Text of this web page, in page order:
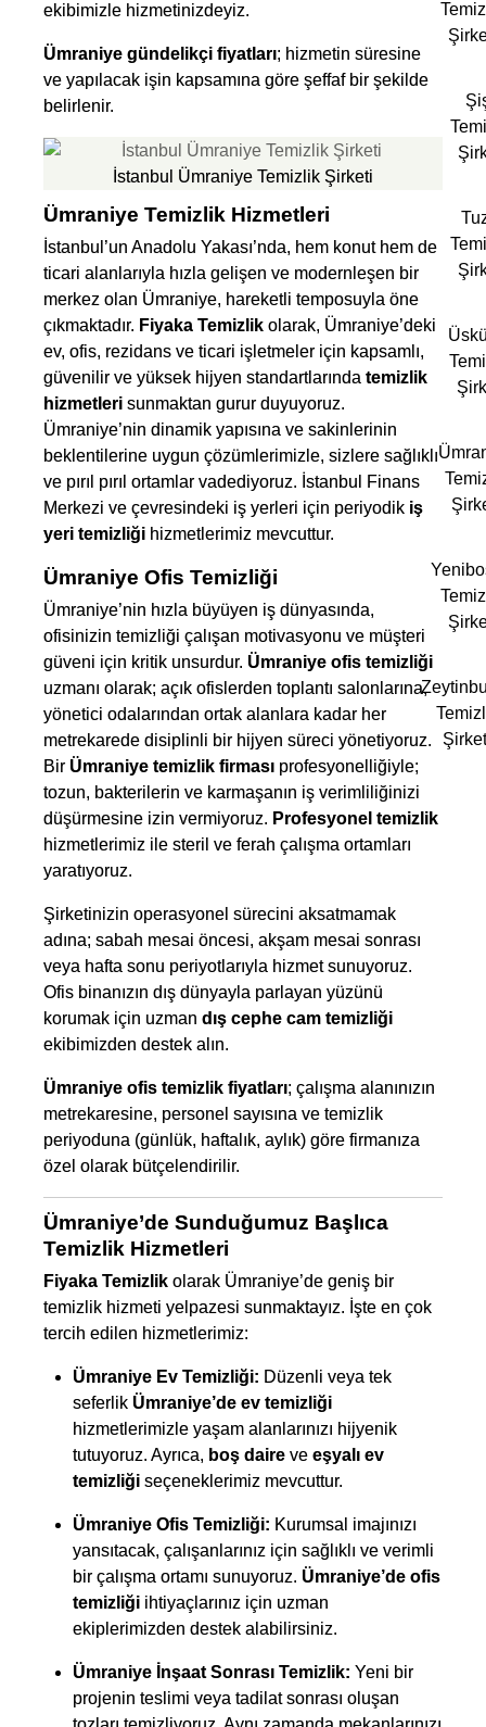
ekibimizle hizmetinizdeyiz.
Ümraniye gündelikçi fiyatları; hizmetin süresine
ve yapılacak işin kapsamına göre şeffaf bir şekilde
belirlenir.
İstanbul Ümraniye Temizlik Şirketi
Ümraniye Temizlik Hizmetleri
İstanbul’un Anadolu Yakası’nda, hem konut hem de
ticari alanlarıyla hızla gelişen ve modernleşen bir
merkez olan Ümraniye, hareketli temposuyla öne
çıkmaktadır. Fiyaka Temizlik olarak, Ümraniye’deki
ev, ofis, rezidans ve ticari işletmeler için kapsamlı,
güvenilir ve yüksek hijyen standartlarında temizlik
hizmetleri sunmaktan gurur duyuyoruz.
Ümraniye’nin dinamik yapısına ve sakinlerinin
beklentilerine uygun çözümlerimizle, sizlere sağlıklı
ve pırıl pırıl ortamlar vadediyoruz. İstanbul Finans
Merkezi ve çevresindeki iş yerleri için periyodik iş
yeri temizliği hizmetlerimiz mevcuttur.
Ümraniye Ofis Temizliği
Ümraniye’nin hızla büyüyen iş dünyasında,
ofisinizin temizliği çalışan motivasyonu ve müşteri
güveni için kritik unsurdur. Ümraniye ofis temizliği
uzmanı olarak; açık ofislerden toplantı salonlarına,
yönetici odalarından ortak alanlara kadar her
metrekarede disiplinli bir hijyen süreci yönetiyoruz.
Bir Ümraniye temizlik firması profesyonelliğiyle;
tozun, bakterilerin ve karmaşanın iş verimliliğinizi
düşürmesine izin vermiyoruz. Profesyonel temizlik
hizmetlerimiz ile steril ve ferah çalışma ortamları
yaratıyoruz.
Şirketinizin operasyonel sürecini aksatmamak
adına; sabah mesai öncesi, akşam mesai sonrası
veya hafta sonu periyotlarıyla hizmet sunuyoruz.
Ofis binanızın dış dünyayla parlayan yüzünü
korumak için uzman dış cephe cam temizliği
ekibimizden destek alın.
Ümraniye ofis temizlik fiyatları; çalışma alanınızın
metrekaresine, personel sayısına ve temizlik
periyoduna (günlük, haftalık, aylık) göre firmanıza
özel olarak bütçelendirilir.
Ümraniye’de Sunduğumuz Başlıca
Temizlik Hizmetleri
Fiyaka Temizlik olarak Ümraniye’de geniş bir
temizlik hizmeti yelpazesi sunmaktayız. İşte en çok
tercih edilen hizmetlerimiz:
Ümraniye Ev Temizliği: Düzenli veya tek
seferlik Ümraniye’de ev temizliği
hizmetlerimizle yaşam alanlarınızı hijyenik
tutuyoruz. Ayrıca, boş daire veeşyalı ev
temizliği seçeneklerimiz mevcuttur.
Ümraniye Ofis Temizliği: Kurumsal imajınızı
yansıtacak, çalışanlarınız için sağlıklı ve verimli
bir çalışma ortamı sunuyoruz. Ümraniye’de ofis
temizliği ihtiyaçlarınız için uzman
ekiplerimizden destek alabilirsiniz.
Ümraniye İnşaat Sonrası Temizlik: Yeni bir
projenin teslimi veya tadilat sonrası oluşan